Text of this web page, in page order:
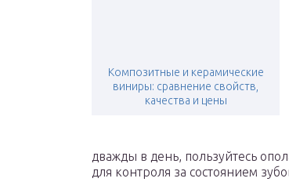
Композитные и керамические
виниры: сравнение свойств,
качества и цены
дважды в день, пользуйтесь
для контроля за состоянием